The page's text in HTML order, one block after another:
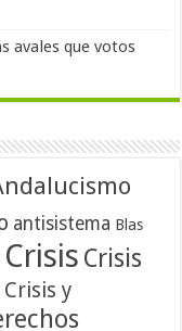
avales que votos
antisistema Blas
Crisis Crisis
Crisis y